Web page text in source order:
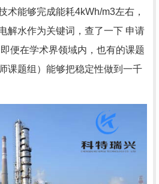
术能够完成能耗4kWh/m3左右，
解水作为关键词，查了一下 申请
便在学术界领域内，也有的课题
课题组）能够把稳定性做到一千